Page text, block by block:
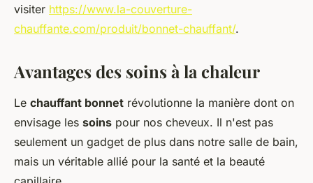
visiter https://www.la-couverture-
chauffante.com/produit/bonnet-chauffant/.
Avantages des soins à la chaleur
Le chauffant bonnet révolutionne la manière dont on
envisage les soins pour nos cheveux. Il n'est pas
seulement un gadget de plus dans notre salle de bain,
mais un véritable allié pour la santé et la beauté